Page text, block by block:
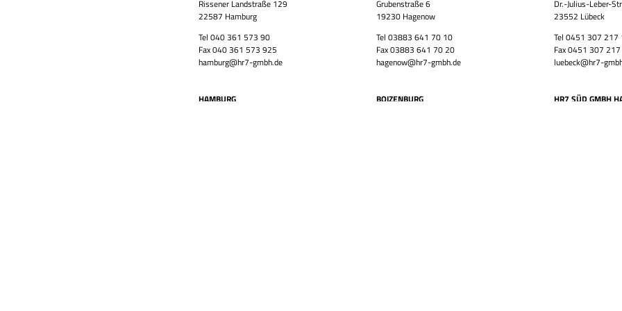
Rissener Landstraße 129
22587 Hamburg
Tel 040 361 573 90
Fax 040 361 573 925
hamburg@hr7-gmbh.de
HAMBURG
Grubenstraße 6
19230 Hagenow
Tel 03883 641 70 10
Fax 03883 641 70 20
hagenow@hr7-gmbh.de
BOIZENBURG
Dr.-Julius-Leber-
23552 Lübeck
Tel 0451 307 217
Fax 0451 307
luebeck@hr7-
HR7 SÜD GMBH